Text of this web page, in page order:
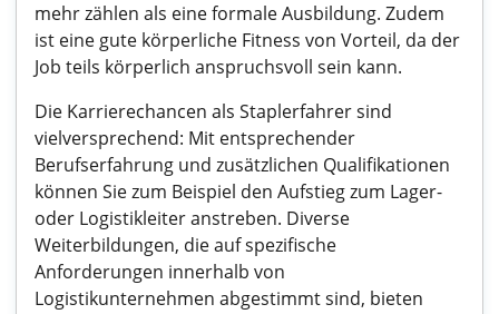
mehr zählen als eine formale Ausbildung. Zudem
ist eine gute körperliche Fitness von Vorteil, da der
Job teils körperlich anspruchsvoll sein kann.
Die Karrierechancen als Staplerfahrer sind
vielversprechend: Mit entsprechender
Berufserfahrung und zusätzlichen Qualifikationen
können Sie zum Beispiel den Aufstieg zum Lager-
oder Logistikleiter anstreben. Diverse
Weiterbildungen, die auf spezifische
Anforderungen innerhalb von
Logistikunternehmen abgestimmt sind, bieten